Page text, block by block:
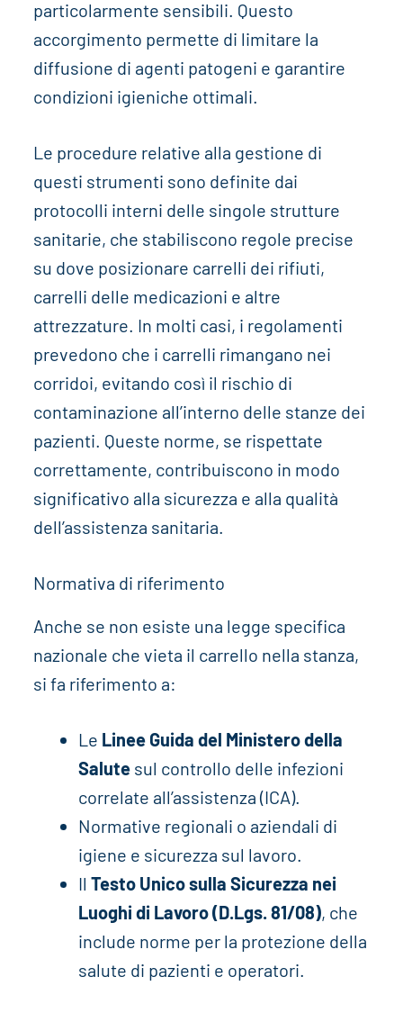
particolarmente sensibili. Questo
accorgimento permette di limitare la
diffusione di agenti patogeni e garantire
condizioni igieniche ottimali.
Le procedure relative alla gestione di
questi strumenti sono definite dai
protocolli interni delle singole strutture
sanitarie, che stabiliscono regole precise
su dove posizionare carrelli dei rifiuti,
carrelli delle medicazioni e altre
attrezzature. In molti casi, i regolamenti
prevedono che i carrelli rimangano nei
corridoi, evitando così il rischio di
contaminazione all’interno delle stanze dei
pazienti. Queste norme, se rispettate
correttamente, contribuiscono in modo
significativo alla sicurezza e alla qualità
dell’assistenza sanitaria.
Normativa di riferimento
Anche se non esiste una legge specifica
nazionale che vieta il carrello nella stanza,
si fa riferimento a:
Le Linee Guida del Ministero della
Salutesul controllo delle infezioni
correlate all’assistenza (ICA).
Normative regionali o aziendali di
igiene e sicurezza sul lavoro.
Il Testo Unico sulla Sicurezza nei
Luoghi di Lavoro (D.Lgs. 81/08), che
include norme per la protezione della
salute di pazienti e operatori.